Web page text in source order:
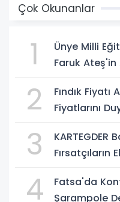
Çok Okunanlar
1
Ünye Milli
Faruk
2
Fındık Fiyatı
Fiyatlarını
3
KARTEGDER
Fırsatçıların
4
Fatsa'da
Şarampole